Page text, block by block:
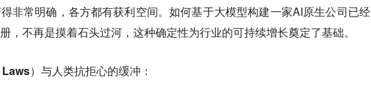
非常明确，各方都有获利空间。如何基于大模型构建一家AI原生公司已经
，不再是摸着石头过河，这种确定性为行业的可持续增长奠定了基础。
）与人类抗拒心的缓冲：